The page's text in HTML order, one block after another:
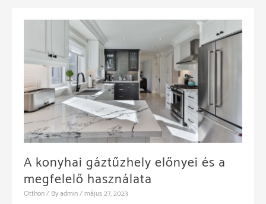
A konyhai gáztűzhely előnyei és a
megfelelő használata
Otthon/ Byadmin/május 27, 2023